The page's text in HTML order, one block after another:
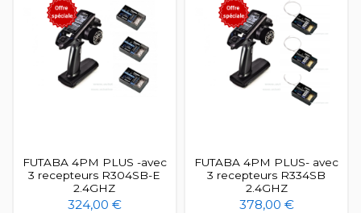
FUTABA 4PM PLUS -avec
3 recepteurs R304SB-E
2.4GHZ
324,00 €
FUTABA 4PM PLUS- avec
3 recepteurs R334SB
2.4GHZ
378,00 €